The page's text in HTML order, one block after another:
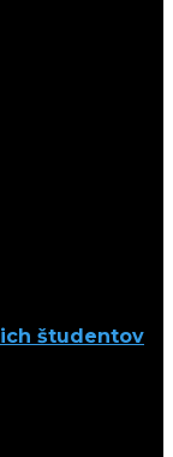
študentov